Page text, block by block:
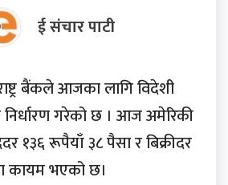
ई संचार पाटी
बैंकले आजका लागि विदेशी
निर्धारण गरेको छ । आज अमेरिकी
१३६ रूपैयाँ ३८ पैसा र बिक्रीदर
कायम भएको छ।